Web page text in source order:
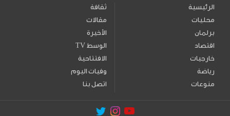
الرئيسية
محليات
برلمان
اقتصاد
خارجيات
رياضة
منوعات
ثقافة
مقالات
الأخيرة
TV الوسط
الافتتاحية
وفيات اليوم
اتصل بنا